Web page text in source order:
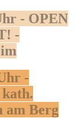
- OPEN
-
-
kath.
am Berg